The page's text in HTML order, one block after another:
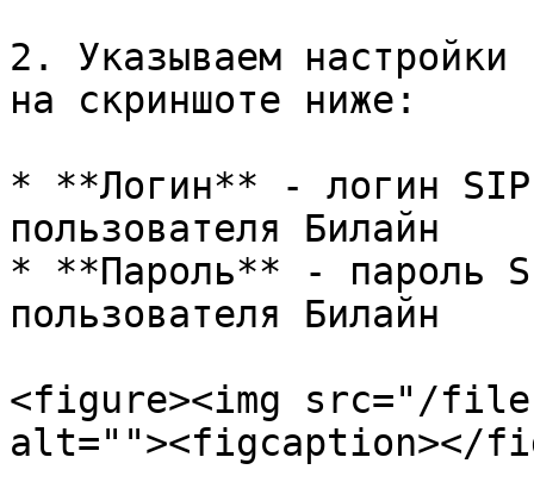
2. Указываем настройки
на скриншоте ниже:
* **Логин** - логин
пользователя Билайн
* **Пароль** - пароль
пользователя Билайн
<figure><img src="/files/
alt=""><figcaption></